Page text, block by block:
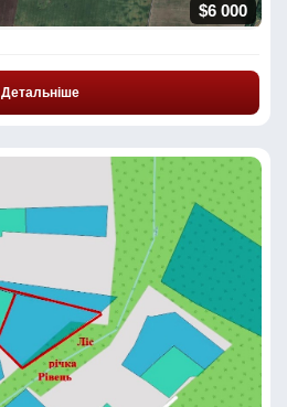
$6 000
Детальніше